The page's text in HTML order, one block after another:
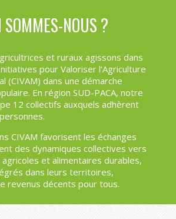
SOMMES-NOUS ?
et ruraux agissons dans
pour Valoriser l’Agriculture
(CIVAM) dans une démarche
En région SUD-PACA, notre
12 collectifs auxquels adhèrent
CIVAM favorisent les échanges
des dynamiques collectives vers
et alimentaires durables,
dans leurs territoires,
revenus décents pour tous.